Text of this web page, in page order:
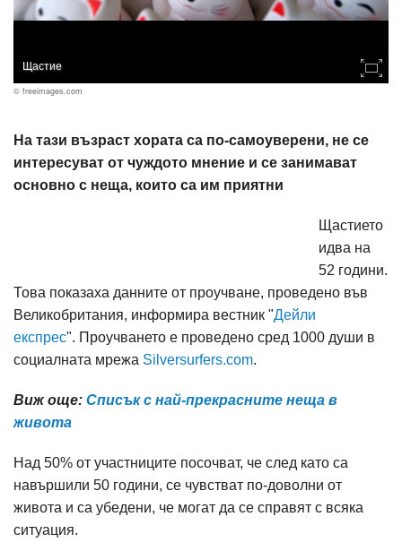
Щастие
© freeimages.com
На тази възраст хората са по-самоуверени, не се
интересуват от чуждото мнение и се занимават
основно с неща, които са им приятни
Щастието
идва на
52 години.
Това показаха данните от проучване, проведено във
Великобритания, информира вестник "Дейли
експрес". Проучването е проведено сред 1000 души в
социалната мрежа Silversurfers.com.
Виж още: Списък с най-прекрасните неща в
живота
Над 50% от участниците посочват, че след като са
навършили 50 години, се чувстват по-доволни от
живота и са убедени, че могат да се справят с всяка
ситуация.